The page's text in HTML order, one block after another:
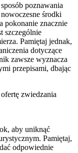
poznawania
środki
pokonanie znacznie
szczególnie
Pamiętaj jednak,
dotyczące
zawsze wyznacza
przepisami, dbając
zwiedzania
aby uniknąć
Pamiętaj,
odpowiednie